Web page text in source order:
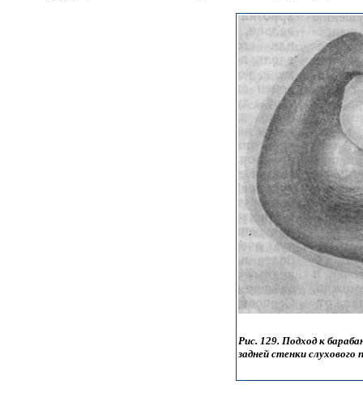
Рис. 129. Подход к
задней стенки слухового